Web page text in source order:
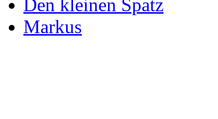
Den kleinen Spatz
Markus